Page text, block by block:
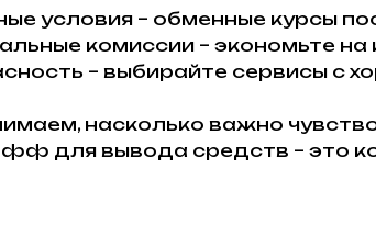
условия – обменные курсы
комиссии – экономьте
– выбирайте сервисы с
насколько важно
для вывода средств – это